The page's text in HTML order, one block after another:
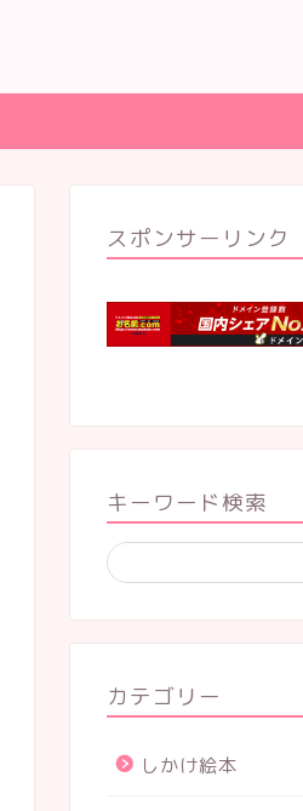
スポンサーリンク
キーワード検索
カテゴリー
しかけ絵本